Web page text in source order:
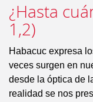
¿Hasta
1,2)
Habacuc expresa
veces surgen en
desde la óptica de
realidad se nos